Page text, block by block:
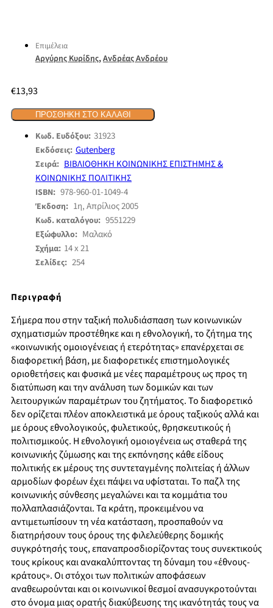
Επιμέλεια
Αργύρης Κυρίδης,Ανδρέας Ανδρέου
€13,93
ΠΡΟΣΘΉΚΗ ΣΤΟ ΚΑΛΆΘΙ
Κωδ. Ευδόξου: 31923
Εκδόσεις: Gutenberg
Σειρά: ΒΙΒΛΙΟΘΗΚΗ ΚΟΙΝΩΝΙΚΗΣ ΕΠΙΣΤΗΜΗΣ &
ΚΟΙΝΩΝΙΚΗΣ ΠΟΛΙΤΙΚΗΣ
ISBN: 978-960-01-1049-4
Έκδοση: 1η, Απρίλιος 2005
Κωδ. καταλόγου: 9551229
Εξώφυλλο: Μαλακό
Σχήμα: 14 x 21
Σελίδες: 254
Περιγραφή
Σήμερα που στην ταξική πολυδιάσπαση των κοινωνικών
σχηματισμών προστέθηκε και η εθνολογική, το ζήτημα της
«κοινωνικής ομοιογένειας ή ετερότητας» επανέρχεται σε
διαφορετική βάση, με διαφορετικές επιστημολογικές
οριοθετήσεις και φυσικά με νέες παραμέτρους ως προς τη
διατύπωση και την ανάλυση των δομικών και των
λειτουργικών παραμέτρων του ζητήματος. Το διαφορετικό
δεν ορίζεται πλέον αποκλειστικά με όρους ταξικούς αλλά και
με όρους εθνολογικούς, φυλετικούς, θρησκευτικούς ή
πολιτισμικούς. Η εθνολογική ομοιογένεια ως σταθερά της
κοινωνικής ζύμωσης και της εκπόνησης κάθε είδους
πολιτικής εκ μέρους της συντεταγμένης πολιτείας ή άλλων
αρμοδίων φορέων έχει πάψει να υφίσταται. Το παζλ της
κοινωνικής σύνθεσης μεγαλώνει και τα κομμάτια του
πολλαπλασιάζονται. Τα κράτη, προκειμένου να
αντιμετωπίσουν τη νέα κατάσταση, προσπαθούν να
διατηρήσουν τους όρους της φιλελεύθερης δομικής
συγκρότησής τους, επαναπροσδιορίζοντας τους συνεκτικούς
τους κρίκους και ανακαλύπτοντας τη δύναμη του «έθνους-
κράτους». Οι στόχοι των πολιτικών αποφάσεων
αναθεωρούνται και οι κοινωνικοί θεσμοί ανασυγκροτούνται
στο όνομα μιας ορατής διακύβευσης της ικανότητάς τους να